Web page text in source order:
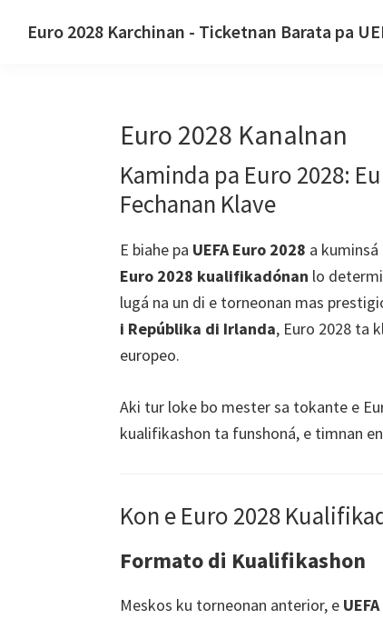
Euro 2028 Karchinan - Ticketnan Barata pa
Euro 2028 Kanalnan
Kaminda pa Euro 2028:
Fechanan Klave
E biahe pa UEFA Euro 2028 a
Euro 2028 kualifikadónan lo
lugá na un di e torneonan mas
i Repúblika di Irlanda, Euro 2028 ta
europeo.
Aki tur loke bo mester sa tokante e
kualifikashon ta funshoná, e timnan
Kon e Euro 2028
Formato di Kualifikashon
Meskos ku torneonan anterior, e